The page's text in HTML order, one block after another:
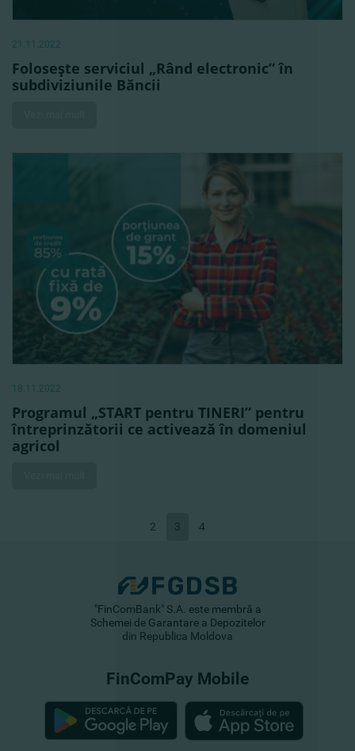
21.11.2022
Foloseşte serviciul „Rând electronic” în
subdiviziunile Băncii
18.11.2022
Programul „START pentru TINERI” pentru
întreprinzătorii ce activează în domeniul
agricol
2 3 4
"FinComBank" S.A. este membră a
Schemei de Garantare a Depozitelor
din Republica Moldova
FinComPay Mobile